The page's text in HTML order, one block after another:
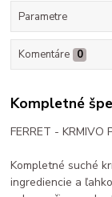
Parametre
Komentáre 0
Kompletné
FERRET - KRMIVO
Kompletné suché
ingrediencie a